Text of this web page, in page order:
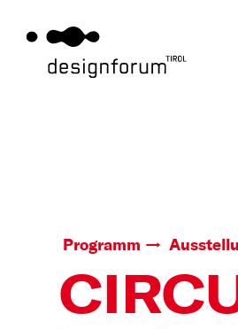
Programm